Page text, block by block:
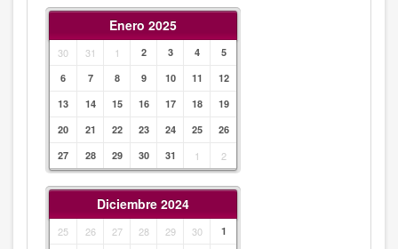
Enero 2025
30 31 1 2 3 4
5
6
7 8 9 10 11
12
13
14 15 16 17 18
19
20
21 22 23 24 25
26
27
28 29 30 31 1 2
Diciembre 2024
25 26 27 28 29 30
1